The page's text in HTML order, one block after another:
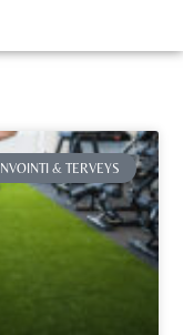
& TERVEYS